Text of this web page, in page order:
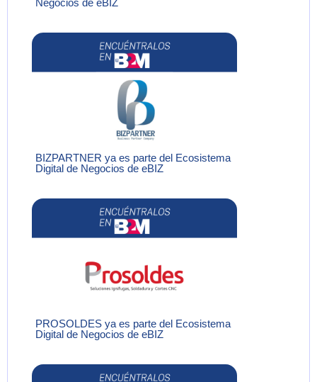
Negocios de eBIZ
BIZPARTNER ya es parte del Ecosistema
Digital de Negocios de eBIZ
PROSOLDES ya es parte del Ecosistema
Digital de Negocios de eBIZ